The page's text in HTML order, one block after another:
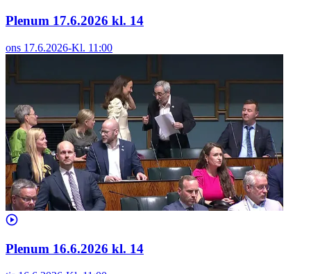
Plenum 17.6.2026 kl. 14
ons 17.6.2026-Kl. 11:00
Plenum 16.6.2026 kl. 14